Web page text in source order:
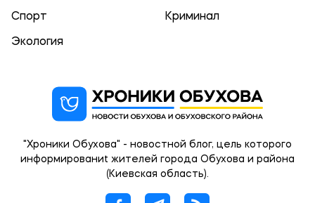
Спорт Криминал
Экология
"Хроники Обухова" - новостной блог, цель которого
информированиt жителей города Обухова и района
(Киевская область).